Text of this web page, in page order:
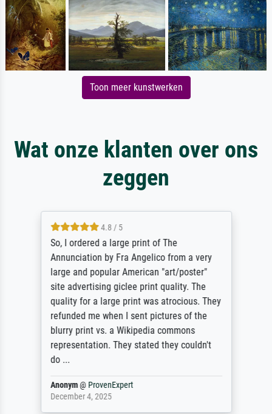
Toon meer kunstwerken
Wat onze klanten over ons
zeggen
4.8 / 5
So, I ordered a large print of The
Annunciation by Fra Angelico from a very
large and popular American "art/poster"
site advertising giclee print quality. The
quality for a large print was atrocious. They
refunded me when I sent pictures of the
blurry print vs. a Wikipedia commons
representation. They stated they couldn't
do ...
Anonym@ ProvenExpert
December 4, 2025